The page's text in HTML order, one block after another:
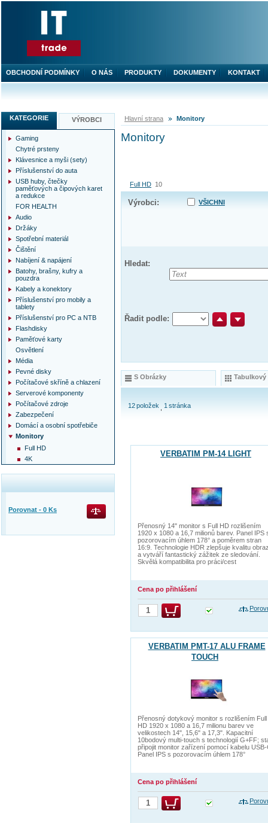
Hlavní strana Monitory
Monitory
Full HD 10
Výrobci: VŠICHNI
Hledat:
Řadit podle:
S Obrázky Tabulkový
12položek 1 stránka
VERBATIM PM-14 LIGHT
Přenosný 14" monitor s Full HD rozlišením
1920 x 1080 a 16,7 milionů barev. Panel IPS
pozorovacím úhlem 178° a poměrem stran
16:9. Technologie HDR zlepšuje kvalitu
a vytváří fantastický zážitek ze sledování.
Skvělá kompatibilita pro práci/cest
Cena po přihlášení
VERBATIM PMT-17 ALU FRAME
TOUCH
Přenosný dotykový monitor s rozlišením Full
HD 1920 x 1080 a 16,7 milionu barev ve
velikostech 14", 15,6" a 17,3". Kapacitní
10bodový multi-touch s technologií G+FF;
připojit monitor zařízení pomocí kabelu USB-
Panel IPS s pozorovacím úhlem 178°
Cena po přihlášení
KATEGORIE VÝROBCI
Gaming
Chytré prsteny
Klávesnice a myši (sety)
Příslušenství do auta
USB huby, čtečky
paměťových a čipových karet
a redukce
FOR HEALTH
Audio
Držáky
Spotřební materiál
Čištění
Nabíjení & napájení
Batohy, brašny, kufry a
pouzdra
Kabely a konektory
Příslušenství pro mobily a
tablety
Příslušenství pro PC a NTB
Flashdisky
Paměťové karty
Osvětlení
Média
Pevné disky
Počítačové skříně a chlazení
Serverové komponenty
Počítačové zdroje
Zabezpečení
Domácí a osobní spotřebiče
Monitory
Full HD
4K
Porovnat - 0 Ks
OBCHODNÍ PODMÍNKY O NÁS PRODUKTY DOKUMENTY KONTAKT